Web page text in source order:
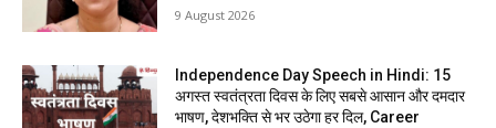
9 August 2026
Independence Day Speech in Hindi: 15
अगस्त स्वतंत्रता दिवस के लिए सबसे आसान और दमदार
भाषण, देशभक्ति से भर उठेगा हर दिल, Career